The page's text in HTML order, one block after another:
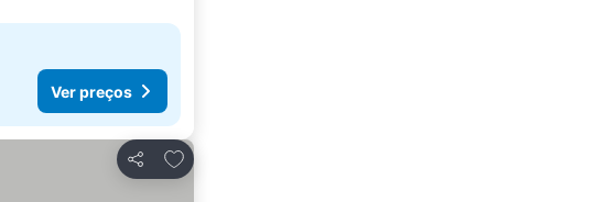
Ver preços
Partilhar
Adicionar aos favoritos